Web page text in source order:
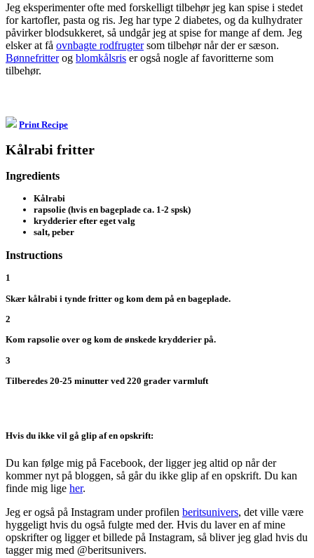
Jeg eksperimenter ofte med forskelligt tilbehør jeg kan spise i stedet
for kartofler, pasta og ris. Jeg har type 2 diabetes, og da kulhydrater
påvirker blodsukkeret, så undgår jeg at spise for mange af dem. Jeg
elsker at få ovnbagte rodfrugtersom tilbehør når der er sæson.
Bønnefritterog blomkålsris er også nogle af favoritterne som
tilbehør.
Print Recipe
Kålrabi fritter
Ingredients
Kålrabi
rapsolie (hvis en bageplade ca. 1-2 spsk)
krydderier efter eget valg
salt, peber
Instructions
1
Skær kålrabi i tynde fritter og kom dem på en bageplade.
2
Kom rapsolie over og kom de ønskede krydderier på.
3
Tilberedes 20-25 minutter ved 220 grader varmluft
Hvis du ikke vil gå glip af en opskrift:
Du kan følge mig på Facebook, der ligger jeg altid op når der
kommer nyt på bloggen, så går du ikke glip af en opskrift. Du kan
finde mig lige her.
Jeg er også på Instagram under profilen beritsunivers, det ville være
hyggeligt hvis du også fulgte med der. Hvis du laver en af mine
opskrifter og ligger et billede på Instagram, så bliver jeg glad hvis du
tagger mig med @beritsunivers.